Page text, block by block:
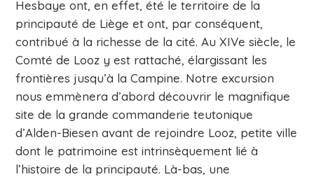
Hesbaye ont, en effet, été le territoire de la
principauté de Liège et ont, par conséquent,
contribué à la richesse de la cité. Au XIVe siècle, le
Comté de Looz y est rattaché, élargissant les
frontières jusqu’à la Campine. Notre excursion
nous emmènera d’abord découvrir le magnifique
site de la grande commanderie teutonique
d’Alden-Biesen avant de rejoindre Looz, petite ville
dont le patrimoine est intrinsèquement lié à
l’histoire de la principauté. Là-bas, une